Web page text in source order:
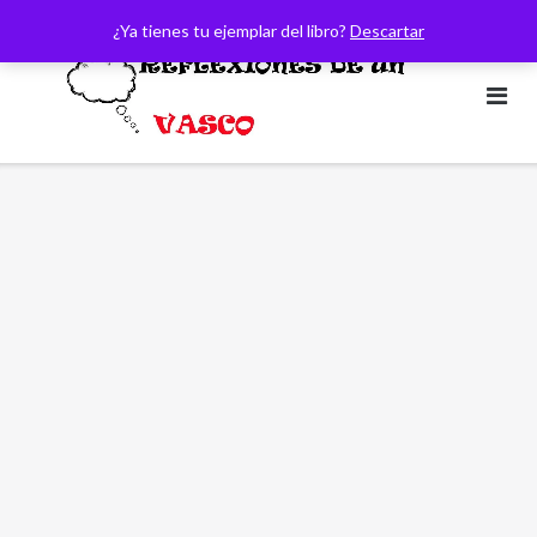
¿Ya tienes tu ejemplar del libro? Descartar
contenido